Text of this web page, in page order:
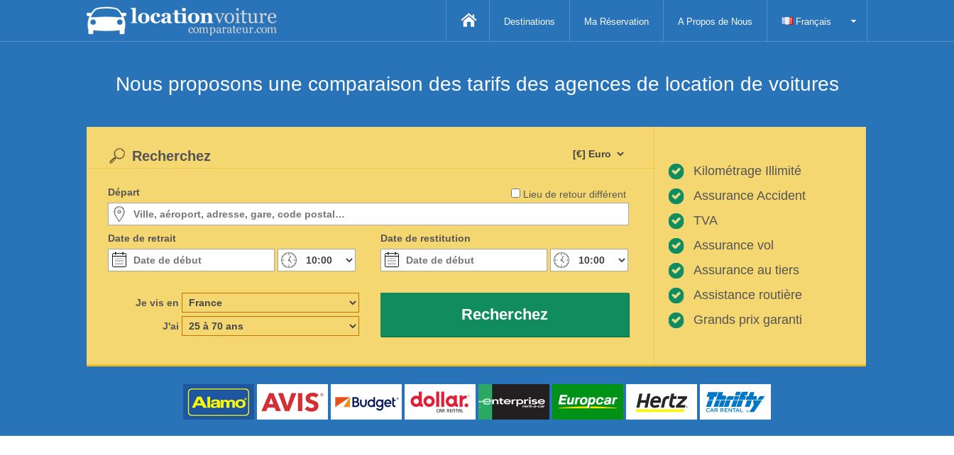
Destinations Ma Réservation A Propos de Nous Français
Nous proposons une comparaison des tarifs des agences de location de voitures
Lieu de retour différent
Recherchez
Départ
Date de retrait Date de restitution
Je vis en
J'ai
Recherchez
Kilométrage Illimité
Assurance Accident
TVA
Assurance vol
Assurance au tiers
Assistance routière
Grands prix garanti